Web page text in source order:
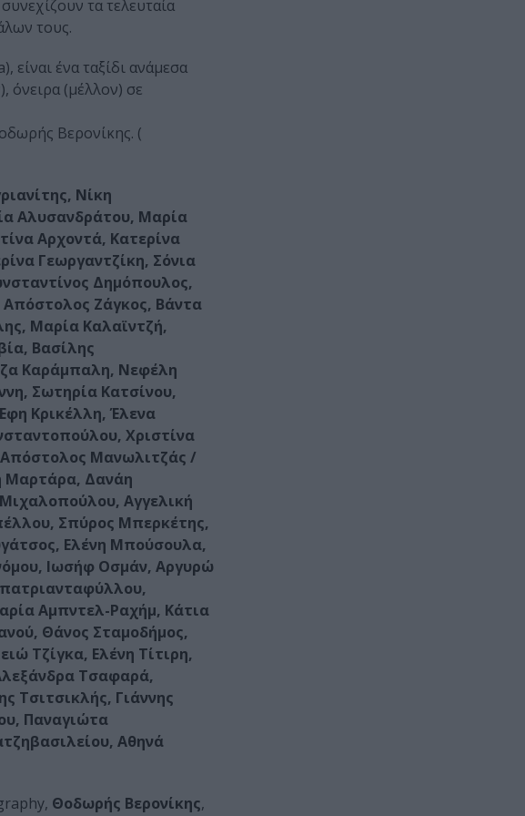
τα τελευταία
τους.
ένα ταξίδι ανάμεσα
όνειρα (μέλλον) σε
Βερονίκης. (
Νίκη
Αλυσανδράτου, Μαρία
Αρχοντά, Κατερίνα
Γεωργαντζίκη, Σόνια
Δημόπουλος,
Ζάγκος, Βάντα
Μαρία Καλαϊντζή,
Βασίλης
Καράμπαλη, Νεφέλη
Σωτηρία Κατσίνου,
Κρικέλλη, Έλενα
Χριστίνα
Μανωλιτζάς /
Μαρτάρα, Δανάη
Αγγελική
Σπύρος Μπερκέτης,
Ελένη Μπούσουλα,
Ιωσήφ Οσμάν, Αργυρώ
Αμπντελ-Ραχήμ, Κάτια
Θάνος Σταμοδήμος,
Τζίγκα, Ελένη Τίτιρη,
Τσαφαρά,
Τσιτσικλής, Γιάννης
Παναγιώτα
Αθηνά
Θοδωρής Βερονίκης,